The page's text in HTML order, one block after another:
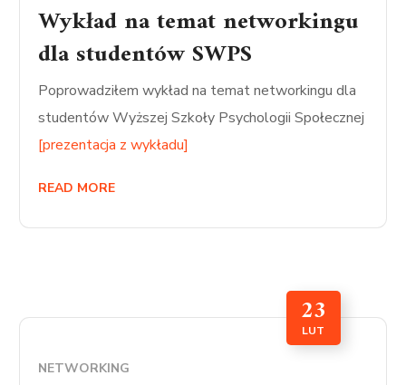
Wykład na temat networkingu
dla studentów SWPS
Poprowadziłem wykład na temat networkingu dla
studentów Wyższej Szkoły Psychologii Społecznej
[prezentacja z wykładu]
READ MORE
23
LUT
NETWORKING